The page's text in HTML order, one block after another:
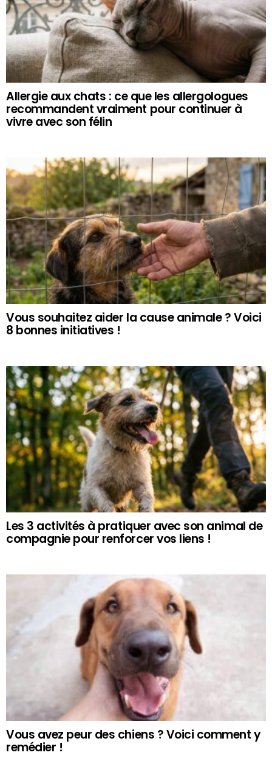
Allergie aux chats : ce que les allergologues
recommandent vraiment pour continuer à
vivre avec son félin
Vous souhaitez aider la cause animale ? Voici
8 bonnes initiatives !
Les 3 activités à pratiquer avec son animal de
compagnie pour renforcer vos liens !
Vous avez peur des chiens ? Voici comment y
remédier !